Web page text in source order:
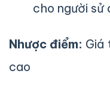
cho người sử
Nhược điểm: Giá
cao